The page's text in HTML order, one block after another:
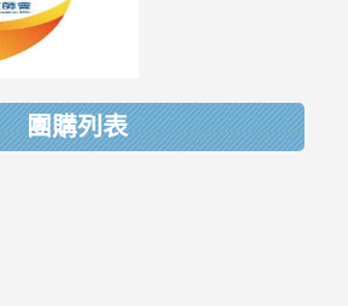
團購列表